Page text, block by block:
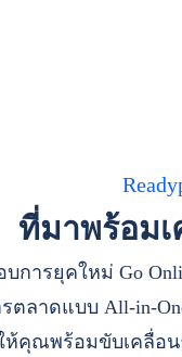
ที่มาพร้อมเ
การยุคใหม่ Go
ตลาดแบบ All-in-
ห้คุณพร้อมขับเคลื่อน